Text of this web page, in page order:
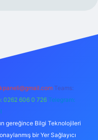
Teams:
0262 606 0 726 Telegram:
gereğince Bilgi Teknolojileri
bir Yer Sağlayıcı